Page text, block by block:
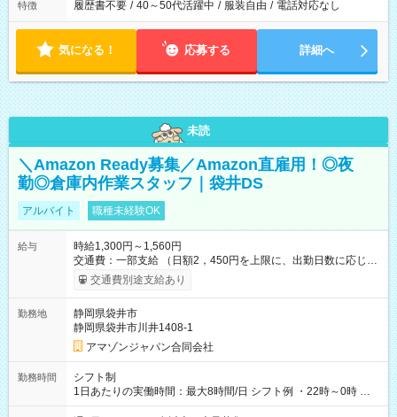
特徴 履歴書不要 / 40～50代活躍中 / 服装自由 / 電話対応なし
気になる！ 応募する 詳細へ
未読
＼Amazon Ready募集／Amazon直雇用！◎夜
勤◎倉庫内作業スタッフ｜袋井DS
アルバイト 職種未経験OK
給与
時給1,300円～1,560円
交通費：一部支給 （日額2，450円を上限に、出勤日数に応じて
実費支給） ※22:00～翌5:00までは時給25%UP！ ■給与前払い
制度あり ※前払い額の上限あり、手数料無料（Amazon負担）
交通費別途支給あり
勤務地
静岡県袋井市
静岡県袋井市川井1408-1
アマゾンジャパン合同会社
勤務時間
シフト制
1日あたりの実働時間：最大8時間/日 シフト例 ・22時～0時 入
社後、就業可能シフトをご確認の上、申請してください。